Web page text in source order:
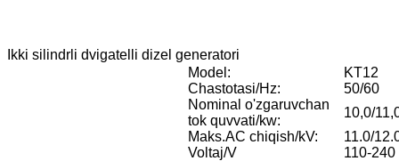
Ikki silindrli dvigatelli dizel generatori
Model:
KT12
Chastotasi/Hz:
50/60
Nominal o'zgaruvchan
tok quvvati/kw:
10,0/
Maks.AC chiqish/kV:
11.0/
Voltaj/V
110-240